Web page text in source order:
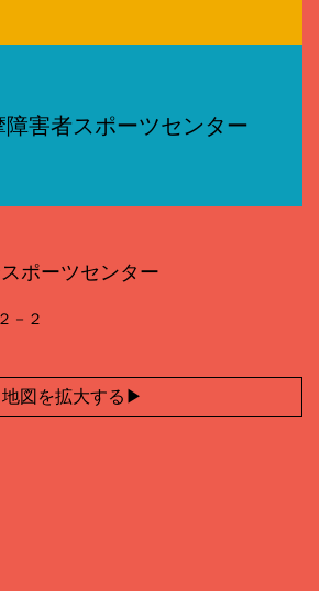
害者スポーツセンター
ポーツセンター
－２
地図を拡大する